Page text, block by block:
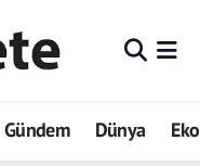
Gündem Dünya